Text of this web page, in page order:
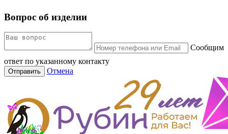
Вопрос об изделии
Сообщим
ответ по указанному контакту
Отправить Отмена